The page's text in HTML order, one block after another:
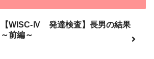
【WISC-Ⅳ 発達検査】長男の結果
～前編～